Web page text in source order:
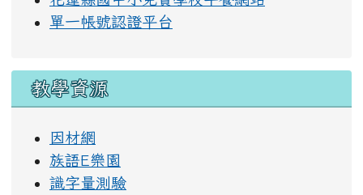
單一帳號認證平台
教學資源
因材網
族語E樂園
識字量測驗